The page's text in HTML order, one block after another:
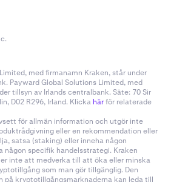
med firmanamn Kraken, står under
Payward Global Solutions Limited, med
tillsyn av Irlands centralbank. Säte: 70 Sir
D02 R296, Irland. Klicka härför relaterade
för allmän information och utgör inte
eller en rekommendation eller
satsa (staking) eller inneha någon
specifik handelsstrategi. Kraken
inte att medverka till att öka eller minska
som man gör tillgänglig. Den
på kryptotillgångsmarknaderna kan leda till